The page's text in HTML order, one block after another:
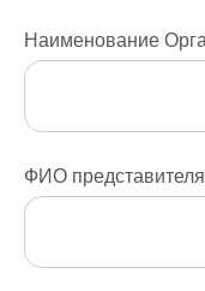
Наименование
ФИО